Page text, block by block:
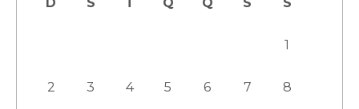
1
2 3 4 5 6 7 8